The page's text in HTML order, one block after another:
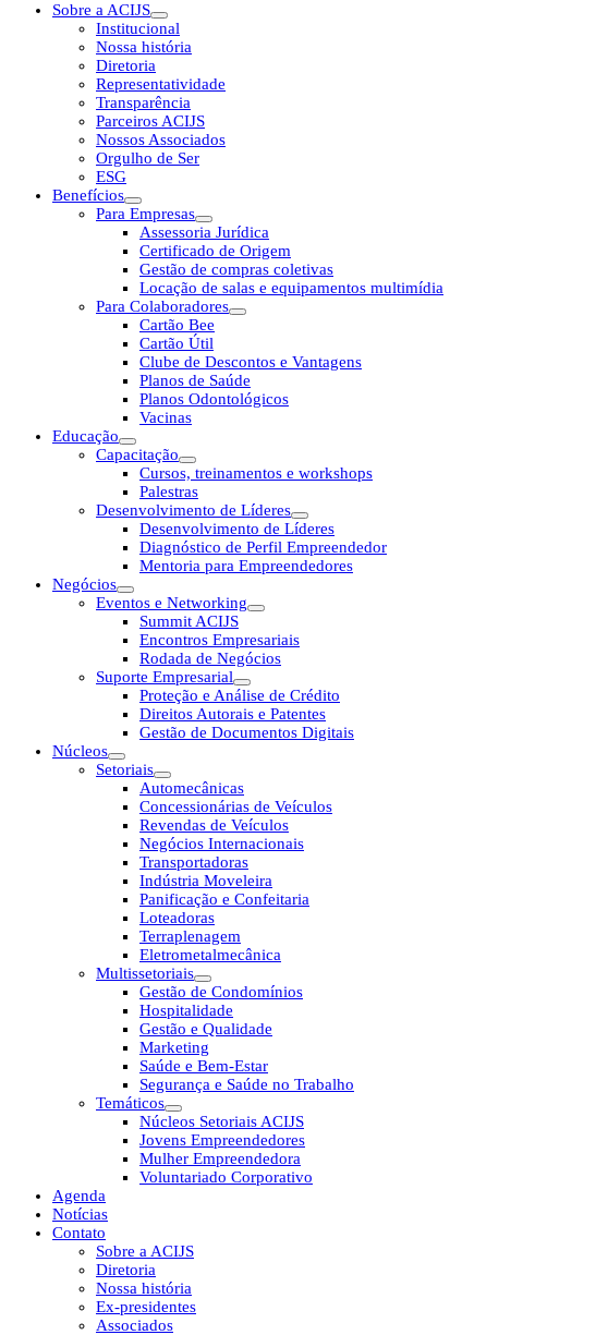
Sobre a ACIJS
Institucional
Nossa história
Diretoria
Representatividade
Transparência
Parceiros ACIJS
Nossos Associados
Orgulho de Ser
ESG
Benefícios
Para Empresas
Assessoria Jurídica
Certificado de Origem
Gestão de compras coletivas
Locação de salas e equipamentos multimídia
Para Colaboradores
Cartão Bee
Cartão Útil
Clube de Descontos e Vantagens
Planos de Saúde
Planos Odontológicos
Vacinas
Educação
Capacitação
Cursos, treinamentos e workshops
Palestras
Desenvolvimento de Líderes
Desenvolvimento de Líderes
Diagnóstico de Perfil Empreendedor
Mentoria para Empreendedores
Negócios
Eventos e Networking
Summit ACIJS
Encontros Empresariais
Rodada de Negócios
Suporte Empresarial
Proteção e Análise de Crédito
Direitos Autorais e Patentes
Gestão de Documentos Digitais
Núcleos
Setoriais
Automecânicas
Concessionárias de Veículos
Revendas de Veículos
Negócios Internacionais
Transportadoras
Indústria Moveleira
Panificação e Confeitaria
Loteadoras
Terraplenagem
Eletrometalmecânica
Multissetoriais
Gestão de Condomínios
Hospitalidade
Gestão e Qualidade
Marketing
Saúde e Bem-Estar
Segurança e Saúde no Trabalho
Temáticos
Núcleos Setoriais ACIJS
Jovens Empreendedores
Mulher Empreendedora
Voluntariado Corporativo
Agenda
Notícias
Contato
Sobre a ACIJS
Diretoria
Nossa história
Ex-presidentes
Associados